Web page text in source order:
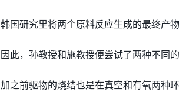
韩国研究里将两个原料反应生成的最终产
因此，孙教授和施教授便尝试了两种不同的
加之前驱物的烧结也是在真空和有氧两种